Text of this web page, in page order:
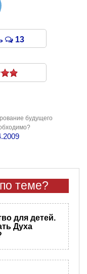
13
будущего
теме?
для детей.
Духа